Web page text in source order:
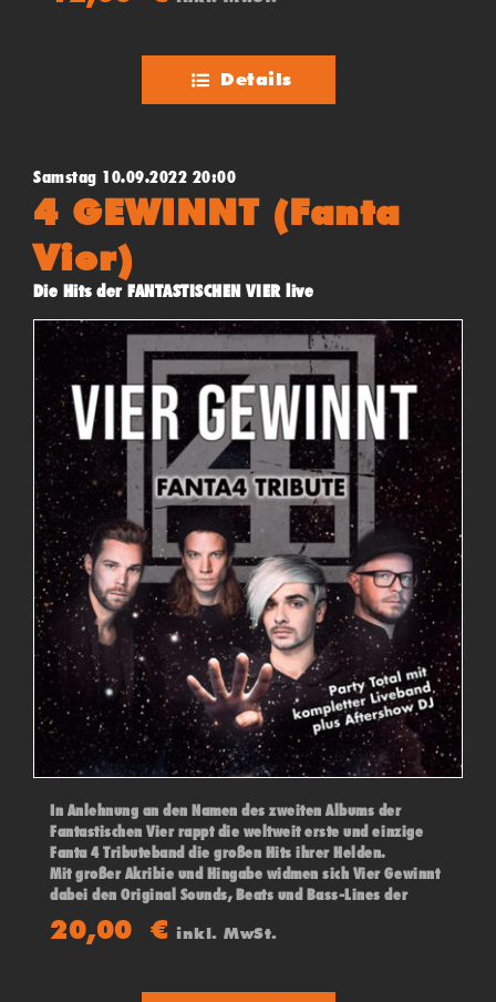
Details
Samstag 10.09.2022 20:00
4 GEWINNT (Fanta
Vier)
Die Hits der FANTASTISCHEN VIER live
In Anlehnung an den Namen des zweiten Albums der
Fantastischen Vier rappt die weltweit erste und einzige
Fanta 4 Tributeband die großen Hits ihrer Helden.
Mit großer Akribie und Hingabe widmen sich Vier Gewinnt
dabei den Original Sounds, Beats und Bass-Lines der
„Fantas“ und geben gekonnt die zungenbrecherischen
Sprechgesänge ihrer Vorbilder zum Besten.
20,00€ inkl. MwSt.